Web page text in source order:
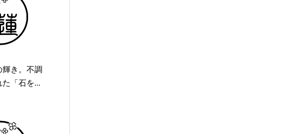
き。不調
「石を...